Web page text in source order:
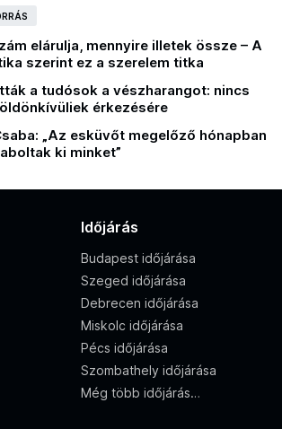
elárulja, mennyire illetek össze – A
szerint ez a szerelem titka
a tudósok a vészharangot: nincs
érkezésére
„Az esküvőt megelőző hónapban
ki minket”
Időjárás
Budapest időjárása
Szeged időjárása
Debrecen időjárása
Miskolc időjárása
Pécs időjárása
Szombathely időjárása
Még több időjárás…